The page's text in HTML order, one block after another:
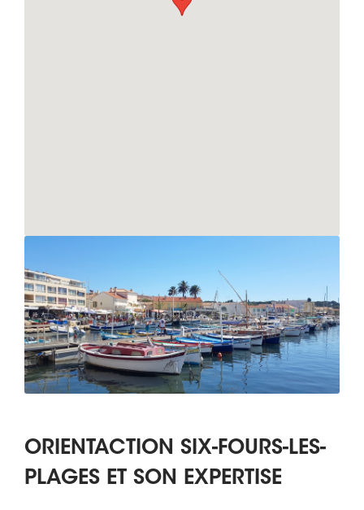
ORIENTACTION SIX-FOURS-LES-
PLAGES ET SON EXPERTISE